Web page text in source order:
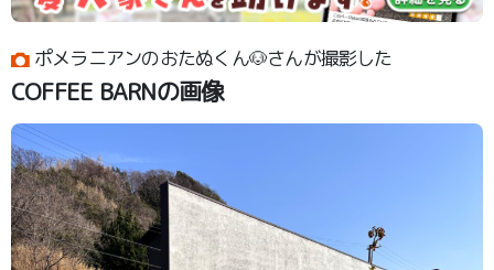
ポメラニアンのおたぬくん🐶さんが撮影した
COFFEE BARNの画像